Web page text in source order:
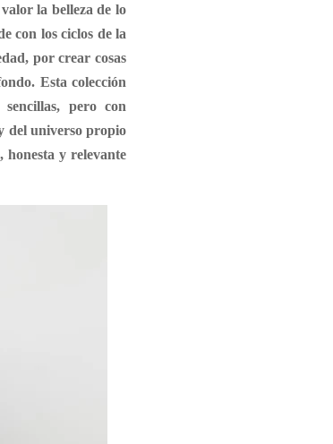
la belleza de lo
con los ciclos de la
por crear cosas
Esta colección
pero con
del universo propio
honesta y relevante